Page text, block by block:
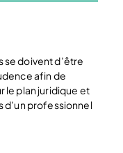
doivent d’être
afin de
le plan juridique et
d’un professionnel